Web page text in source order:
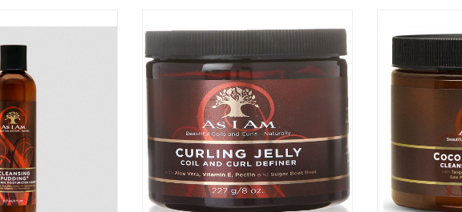
Pommade
nourrissante
Crème capillaire
purifiante
6.37 €